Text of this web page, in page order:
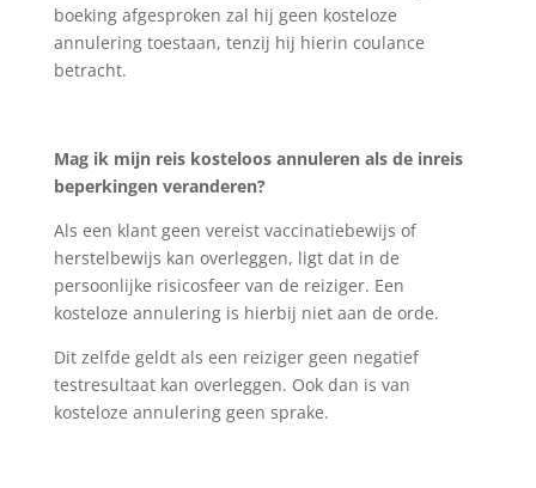
boeking afgesproken zal hij geen kosteloze
annulering toestaan, tenzij hij hierin coulance
betracht.
Mag ik mijn reis kosteloos annuleren als de inreis
beperkingen veranderen?
Als een klant geen vereist vaccinatiebewijs of
herstelbewijs kan overleggen, ligt dat in de
persoonlijke risicosfeer van de reiziger. Een
kosteloze annulering is hierbij niet aan de orde.
Dit zelfde geldt als een reiziger geen negatief
testresultaat kan overleggen. Ook dan is van
kosteloze annulering geen sprake.